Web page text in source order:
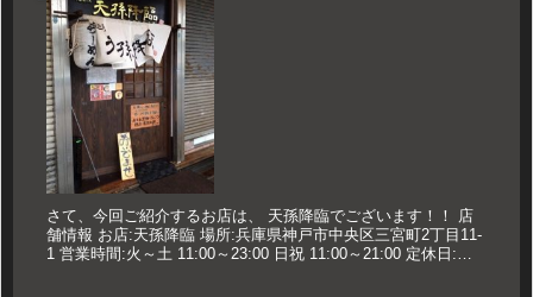
さて、今回ご紹介するお店は、 天孫降臨でございます！！ 店
舗情報 お店:天孫降臨 場所:兵庫県神戸市中央区三宮町2丁目11-
1 営業時間:火～土 11:00～23:00 日祝 11:00～21:00 定休日:月